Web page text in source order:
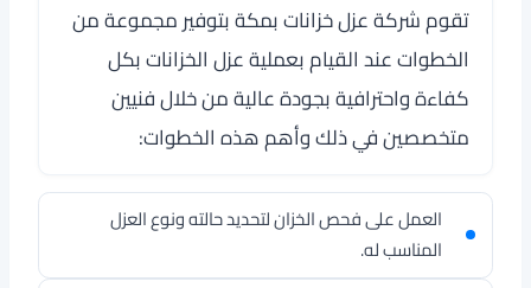
تقومشركة عزل خزانات بمكةبتوفير مجموعة من
الخطوات عند القيام بعملية عزل الخزانات بكل
كفاءة واحترافية بجودة عالية من خلال فنيين
متخصصين في ذلك وأهم هذه الخطوات:
العمل على فحص الخزان لتحديد حالته ونوع العزل
المناسب له.